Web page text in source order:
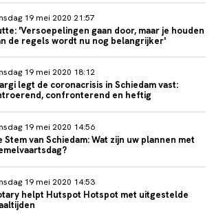
19 mei 2020 21:57
'Versoepelingen gaan door, maar je houden
de regels wordt nu nog belangrijker'
19 mei 2020 18:12
legt de coronacrisis in Schiedam vast:
confronterend en heftig
19 mei 2020 14:56
Stem van Schiedam: Wat zijn uw plannen met
19 mei 2020 14:53
helpt Hutspot Hotspot met uitgestelde